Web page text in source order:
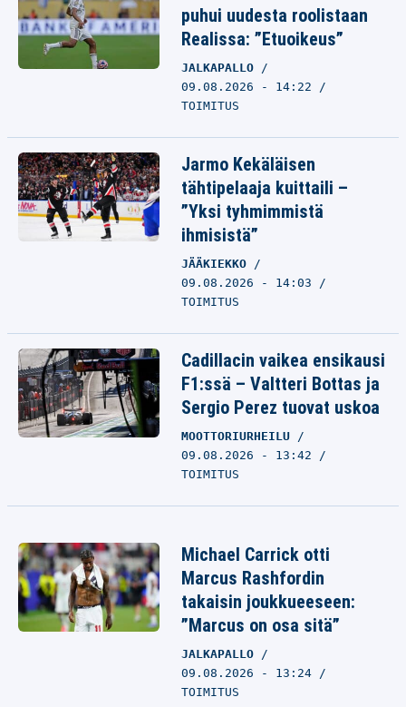
puhui uudesta roolistaan
Realissa: ”Etuoikeus”
JALKAPALLO
09.08.2026 - 14:22
TOIMITUS
Jarmo Kekäläisen
tähtipelaaja kuittaili –
”Yksi tyhmimmistä
ihmisistä”
JÄÄKIEKKO
09.08.2026 - 14:03
TOIMITUS
Cadillacin vaikea ensikausi
F1:ssä – Valtteri Bottas ja
Sergio Perez tuovat uskoa
MOOTTORIURHEILU
09.08.2026 - 13:42
TOIMITUS
Michael Carrick otti
Marcus Rashfordin
takaisin joukkueeseen:
”Marcus on osa sitä”
JALKAPALLO
09.08.2026 - 13:24
TOIMITUS